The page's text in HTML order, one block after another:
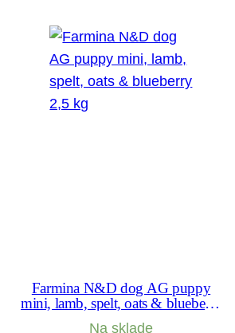
Farmina N&D dog AG puppy
mini, lamb, spelt, oats & blueberry
Na sklade